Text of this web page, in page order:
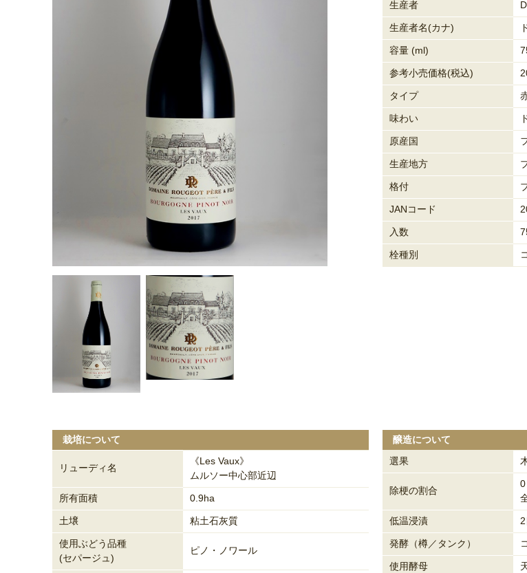
生産者
生産者名(カナ)
容量 (ml)
参考小売価格(税込)
タイプ
味わい
原産国
生産地方
格付
JANコード
入数
栓種別
栽培について
リューディ名
《Les Vaux》
ムルソー中心部近辺
所有面積 0.9ha
土壌 粘土石灰質
使用ぶどう品種
(セパージュ)
ピノ・ノワール
醸造について
選果
除梗の割合
0
低温浸漬
発酵（樽／タンク）
使用酵母